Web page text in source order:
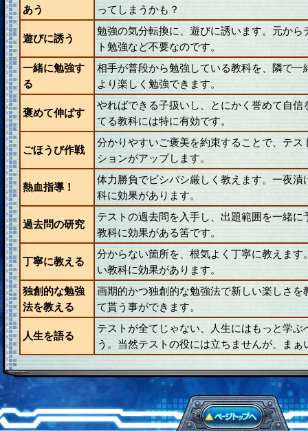
あう
ってしまうかも？
遊びに誘う
勉強の気分転換に、遊びに誘います。元か
ト勉強など不要なのです。
一緒に勉強す
る
相手が普段から勉強している教科を、隣で
より楽しく勉強できます。
褒めて伸ばす
やればできる子扱いし、とにかく誉めて自
てる教科には特に有効です。
ごほうび作戦
分かりやすいご褒美を約束することで、テ
ションがアップします。
熱血指導！
体力勝負でビシバシ厳しく教えます。一夜
科に効果があります。
過去問の研究
テストの過去問を入手し、出題範囲を一緒
教科に効果がある筈です。
丁寧に教える
分からない箇所を、根気よく丁寧に教えま
い教科に効果があります。
独創的な勉強
法を教える
画期的かつ独創的な勉強法で新しい楽しさ
て貰う事ができます。
人生を語る
テストが全てじゃない、人生にはもっと学
う。当然テストの役には立ちませんが、まぁ